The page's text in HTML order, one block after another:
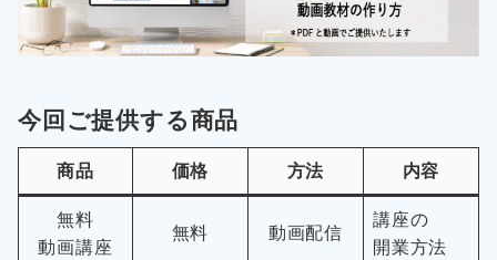
今回ご提供する商品
商品 価格 方法 内容
無料
動画講座
無料 動画配信
講座の
開業方法